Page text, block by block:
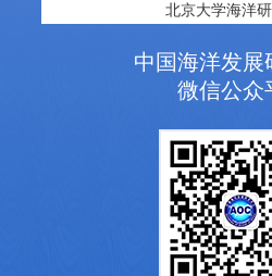
北京大学海洋
中国海洋发展
微信公众